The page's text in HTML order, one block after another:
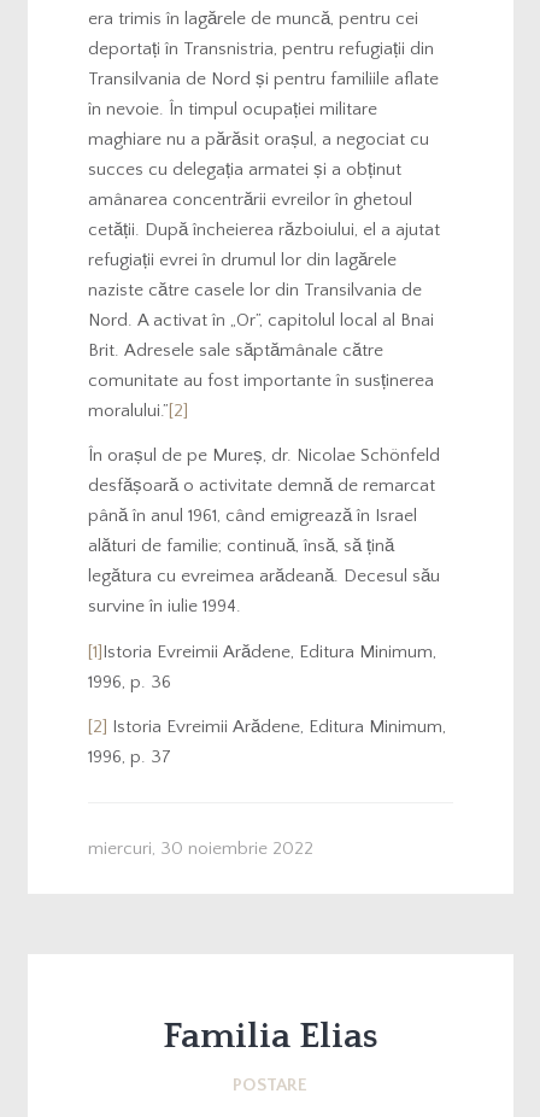
era trimis în lagărele de muncă, pentru cei
deportați în Transnistria, pentru refugiații din
Transilvania de Nord și pentru familiile aflate
în nevoie. În timpul ocupației militare
maghiare nu a părăsit orașul, a negociat cu
succes cu delegația armatei și a obținut
amânarea concentrării evreilor în ghetoul
cetății. După încheierea războiului, el a ajutat
refugiații evrei în drumul lor din lagărele
naziste către casele lor din Transilvania de
Nord. A activat în „Or”, capitolul local al Bnai
Brit. Adresele sale săptămânale către
comunitate au fost importante în susținerea
moralului.”[2]
În orașul de pe Mureș, dr. Nicolae Schönfeld
desfășoară o activitate demnă de remarcat
până în anul 1961, când emigrează în Israel
alături de familie; continuă, însă, să țină
legătura cu evreimea arădeană. Decesul său
survine în iulie 1994.
[1] Istoria Evreimii Arădene, Editura Minimum,
1996, p. 36
[2] Istoria Evreimii Arădene, Editura Minimum,
1996, p. 37
miercuri, 30 noiembrie 2022
Familia Elias
POSTARE